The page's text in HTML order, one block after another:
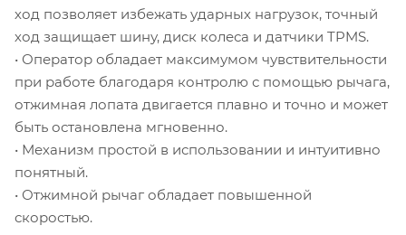
ход позволяет избежать ударных нагрузок, точный
ход защищает шину, диск колеса и датчики TPMS.
• Оператор обладает максимумом чувствительности
при работе благодаря контролю с помощью рычага,
отжимная лопата двигается плавно и точно и может
быть остановлена мгновенно.
• Механизм простой в использовании и интуитивно
понятный.
• Отжимной рычаг обладает повышенной
скоростью.